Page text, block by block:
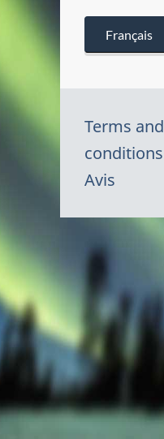
Français
Terms and
conditions
Avis